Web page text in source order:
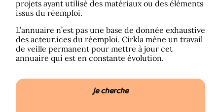
projets ayant utilisé des matériaux ou des éléments
issus du réemploi.
L’annuaire n’est pas une base de donnée exhaustive
des acteur.ices du réemploi. Cirkla mène un travail
de veille permanent pour mettre à jour cet
annuaire qui est en constante évolution.
je cherche